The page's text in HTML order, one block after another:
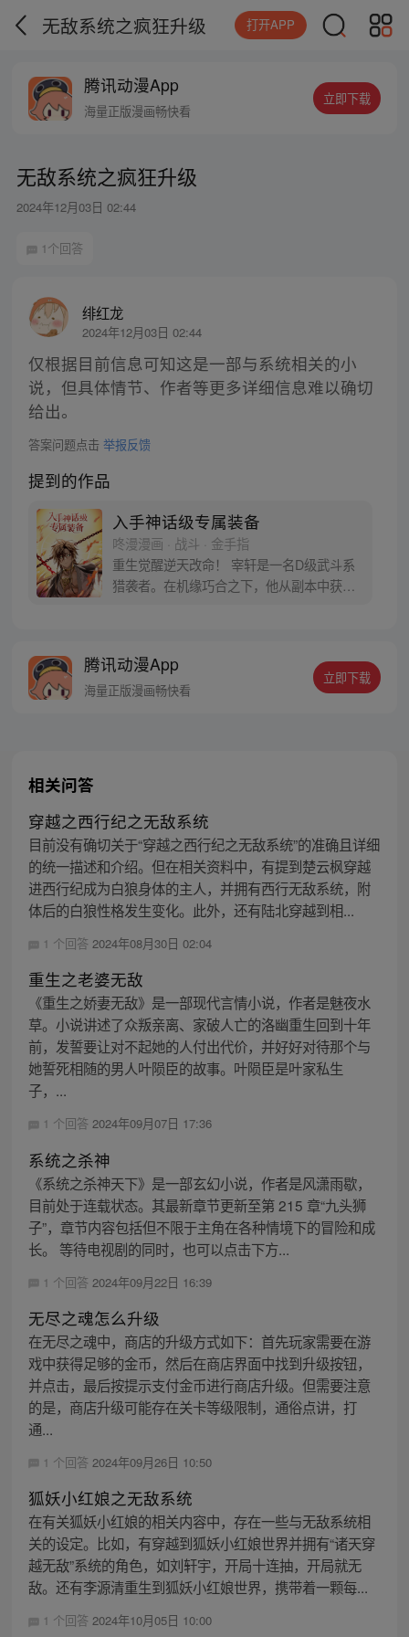
无敌系统之疯狂升级 打开APP
腾讯动漫App
海量正版漫画畅快看
立即下载
无敌系统之疯狂升级
2024年12月03日 02:44
1个回答
绯红龙
2024年12月03日 02:44
仅根据目前信息可知这是一部与系统相关的小
说，但具体情节、作者等更多详细信息难以确切
给出。
答案问题点击 举报反馈
提到的作品
入手神话级专属装备
咚漫漫画 · 战斗 · 金手指
重生觉醒逆天改命！ 宰轩是一名D级武斗系
猎袭者。在机缘巧合之下，他从副本中获得
腾讯动漫App
海量正版漫画畅快看
立即下载
相关问答
穿越之西行纪之无敌系统
目前没有确切关于“穿越之西行纪之无敌系统”的准确且详细
的统一描述和介绍。但在相关资料中，有提到楚云枫穿越
进西行纪成为白狼身体的主人，并拥有西行无敌系统，附
体后的白狼性格发生变化。此外，还有陆北穿越到相...
1 个回答 2024年08月30日 02:04
重生之老婆无敌
《重生之娇妻无敌》是一部现代言情小说，作者是魅夜水
草。小说讲述了众叛亲离、家破人亡的洛幽重生回到十年
前，发誓要让对不起她的人付出代价，并好好对待那个与
她誓死相随的男人叶陨臣的故事。叶陨臣是叶家私生
子，...
1 个回答 2024年09月07日 17:36
系统之杀神
《系统之杀神天下》是一部玄幻小说，作者是风潇雨歇，
目前处于连载状态。其最新章节更新至第 215 章“九头狮
子”，章节内容包括但不限于主角在各种情境下的冒险和成
长。 等待电视剧的同时，也可以点击下方...
1 个回答 2024年09月22日 16:39
无尽之魂怎么升级
在无尽之魂中，商店的升级方式如下：首先玩家需要在游
戏中获得足够的金币，然后在商店界面中找到升级按钮，
并点击，最后按提示支付金币进行商店升级。但需要注意
的是，商店升级可能存在关卡等级限制，通俗点讲，打
通...
1 个回答 2024年09月26日 10:50
狐妖小红娘之无敌系统
在有关狐妖小红娘的相关内容中，存在一些与无敌系统相
关的设定。比如，有穿越到狐妖小红娘世界并拥有“诸天穿
越无敌”系统的角色，如刘轩宇，开局十连抽，开局就无
敌。还有李源清重生到狐妖小红娘世界，携带着一颗每...
1 个回答 2024年10月05日 10:00